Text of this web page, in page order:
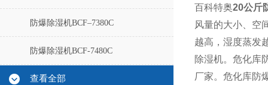
防爆除湿机BCF–7380C
防爆除湿机BCF-7480C
查看全部
百科特奥20公斤
风量的大小、空
越高，湿度蒸发
除湿机。 危化库
厂家。危化库防